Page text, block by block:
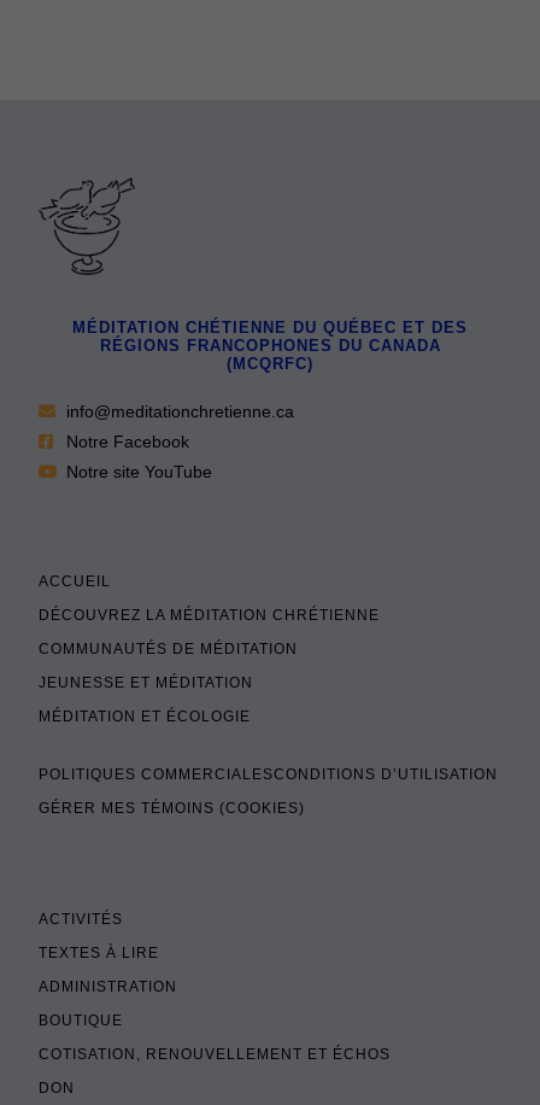
MÉDITATION CHÉTIENNE DU QUÉBEC ET DES
RÉGIONS FRANCOPHONES DU CANADA
(MCQRFC)
info@meditationchretienne.ca
Notre Facebook
Notre site YouTube
ACCUEIL
DÉCOUVREZ LA MÉDITATION CHRÉTIENNE
COMMUNAUTÉS DE MÉDITATION
JEUNESSE ET MÉDITATION
MÉDITATION ET ÉCOLOGIE
POLITIQUES COMMERCIALESCONDITIONS D’UTILISATION
GÉRER MES TÉMOINS (COOKIES)
ACTIVITÉS
TEXTES À LIRE
ADMINISTRATION
BOUTIQUE
COTISATION, RENOUVELLEMENT ET ÉCHOS
DON